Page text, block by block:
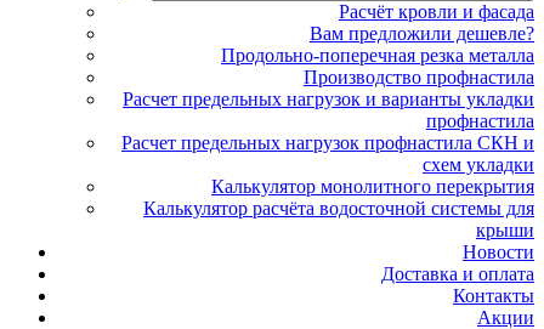
Расчёт кровли и фасада
Вам предложили дешевле?
Продольно-поперечная резка металла
Производство профнастила
Расчет предельных нагрузок и варианты укладки
профнастила
Расчет предельных нагрузок профнастила СКН и
схем укладки
Калькулятор монолитного перекрытия
Калькулятор расчёта водосточной системы для
крыши
Новости
Доставка и оплата
Контакты
Акции